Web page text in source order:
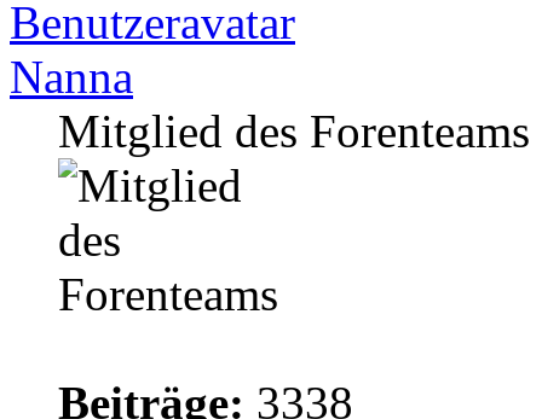
Nanna
Mitglied des Forenteams
Beiträge: 3338